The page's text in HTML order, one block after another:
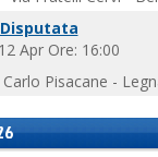
Disputata
Apr Ore: 16:00
Pisacane -